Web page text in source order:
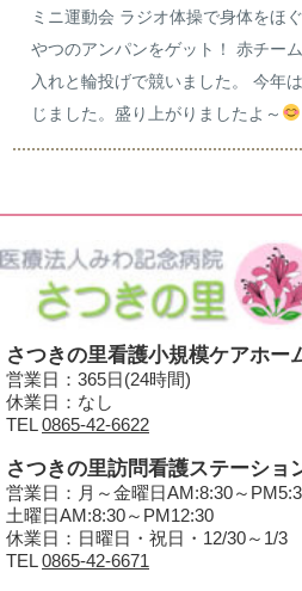
ミニ運動会 ラジオ体操で身体をほ
やつのアンパンをゲット！ 赤チー
入れと輪投げで競いました。 今年
じました。盛り上がりましたよ～
さつきの里看護小規模ケアホー
営業日：365日(24時間)
休業日：なし
TEL0865-42-6622
さつきの里訪問看護ステーショ
営業日：月～金曜日AM:8:30～
土曜日AM:8:30～PM12:30
休業日：日曜日・祝日・12/30～1/3
TEL0865-42-6671